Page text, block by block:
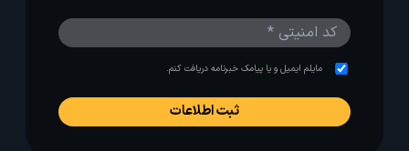
مایلم ایمیل و یا پیامک خبرنامه دریافت کنم.